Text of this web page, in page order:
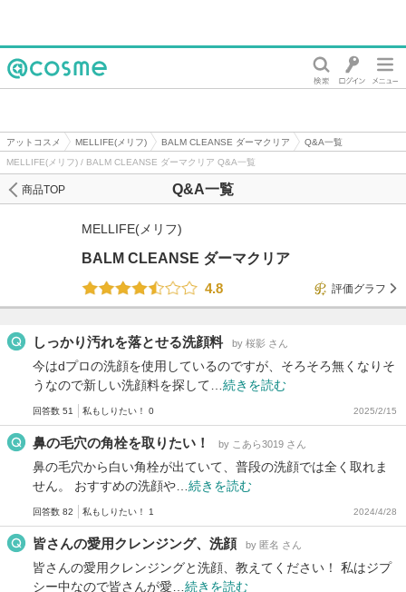
アットコスメ MELLIFE(メリフ) BALM CLEANSE ダーマクリア
Q&A一覧
MELLIFE(メリフ) / BALM CLEANSE ダーマクリア Q&A一覧
Q&A一覧
商品TOP
MELLIFE(メリフ)
BALM CLEANSE ダーマクリア
4.8
評価グラフ
しっかり汚れを落とせる洗顔料 by 桜影 さん
今はdプロの洗顔を使用しているのですが、そろそろ無くなりそ
うなので新しい洗顔料を探して… 続きを読む
回答数 51 私もしりたい！ 0 2025/2/15
鼻の毛穴の角栓を取りたい！ by こあら3019 さん
鼻の毛穴から白い角栓が出ていて、普段の洗顔では全く取れま
せん。 おすすめの洗顔や… 続きを読む
回答数 82 私もしりたい！ 1 2024/4/28
皆さんの愛用クレンジング、洗顔 by 匿名 さん
皆さんの愛用クレンジングと洗顔、教えてください！ 私はジプ
シー中なので皆さんが愛… 続きを読む